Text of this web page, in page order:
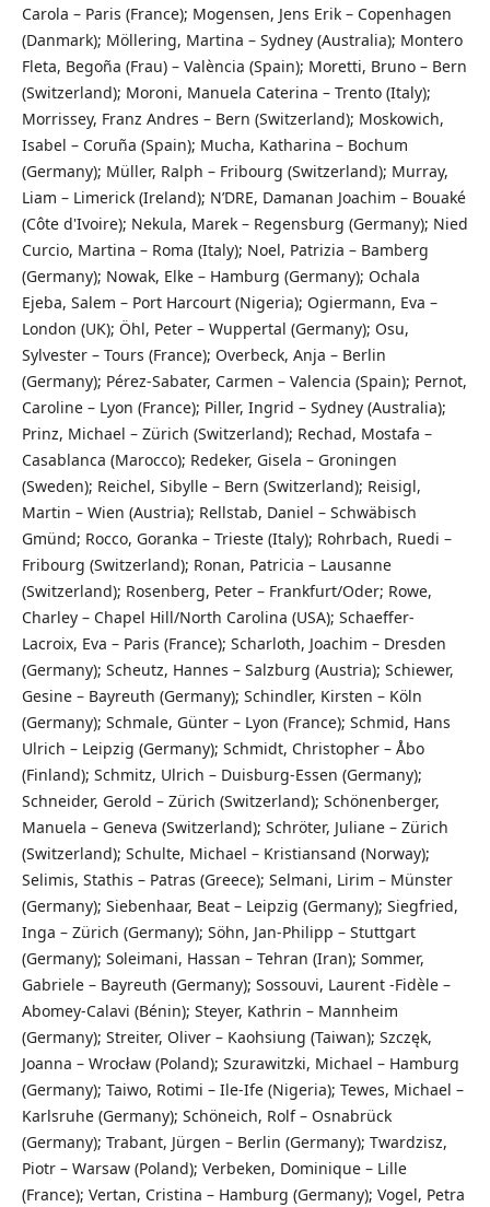
Carola – Paris (France); Mogensen, Jens Erik – Copenhagen
(Danmark); Möllering, Martina – Sydney (Australia); Montero
Fleta, Begoña (Frau) – València (Spain); Moretti, Bruno – Bern
(Switzerland); Moroni, Manuela Caterina – Trento (Italy);
Morrissey, Franz Andres – Bern (Switzerland); Moskowich,
Isabel – Coruña (Spain); Mucha, Katharina – Bochum
(Germany); Müller, Ralph – Fribourg (Switzerland); Murray,
Liam – Limerick (Ireland); N’DRE, Damanan Joachim – Bouaké
(Côte d'Ivoire); Nekula, Marek – Regensburg (Germany); Nied
Curcio, Martina – Roma (Italy); Noel, Patrizia – Bamberg
(Germany); Nowak, Elke – Hamburg (Germany); Ochala
Ejeba, Salem – Port Harcourt (Nigeria); Ogiermann, Eva –
London (UK); Öhl, Peter – Wuppertal (Germany); Osu,
Sylvester – Tours (France); Overbeck, Anja – Berlin
(Germany); Pérez-Sabater, Carmen – Valencia (Spain); Pernot,
Caroline – Lyon (France); Piller, Ingrid – Sydney (Australia);
Prinz, Michael – Zürich (Switzerland); Rechad, Mostafa –
Casablanca (Marocco); Redeker, Gisela – Groningen
(Sweden); Reichel, Sibylle – Bern (Switzerland); Reisigl,
Martin – Wien (Austria); Rellstab, Daniel – Schwäbisch
Gmünd; Rocco, Goranka – Trieste (Italy); Rohrbach, Ruedi –
Fribourg (Switzerland); Ronan, Patricia – Lausanne
(Switzerland); Rosenberg, Peter – Frankfurt/Oder; Rowe,
Charley – Chapel Hill/North Carolina (USA); Schaeffer-
Lacroix, Eva – Paris (France); Scharloth, Joachim – Dresden
(Germany); Scheutz, Hannes – Salzburg (Austria); Schiewer,
Gesine – Bayreuth (Germany); Schindler, Kirsten – Köln
(Germany); Schmale, Günter – Lyon (France); Schmid, Hans
Ulrich – Leipzig (Germany); Schmidt, Christopher – Åbo
(Finland); Schmitz, Ulrich – Duisburg-Essen (Germany);
Schneider, Gerold – Zürich (Switzerland); Schönenberger,
Manuela – Geneva (Switzerland); Schröter, Juliane – Zürich
(Switzerland); Schulte, Michael – Kristiansand (Norway);
Selimis, Stathis – Patras (Greece); Selmani, Lirim – Münster
(Germany); Siebenhaar, Beat – Leipzig (Germany); Siegfried,
Inga – Zürich (Germany); Söhn, Jan-Philipp – Stuttgart
(Germany); Soleimani, Hassan – Tehran (Iran); Sommer,
Gabriele – Bayreuth (Germany); Sossouvi, Laurent -Fidèle –
Abomey-Calavi (Bénin); Steyer, Kathrin – Mannheim
(Germany); Streiter, Oliver – Kaohsiung (Taiwan); Szczęk,
Joanna – Wrocław (Poland); Szurawitzki, Michael – Hamburg
(Germany); Taiwo, Rotimi – Ile-Ife (Nigeria); Tewes, Michael –
Karlsruhe (Germany); Schöneich, Rolf – Osnabrück
(Germany); Trabant, Jürgen – Berlin (Germany); Twardzisz,
Piotr – Warsaw (Poland); Verbeken, Dominique – Lille
(France); Vertan, Cristina – Hamburg (Germany); Vogel, Petra